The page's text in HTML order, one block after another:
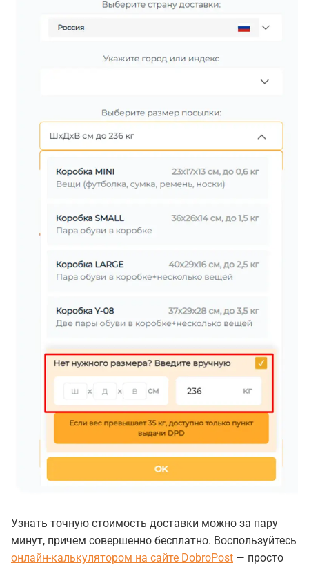
Узнать точную стоимость доставки можно за пару
минут, причем совершенно бесплатно. Воспользуйтесь
онлайн-калькулятором на сайте DobroPost — просто